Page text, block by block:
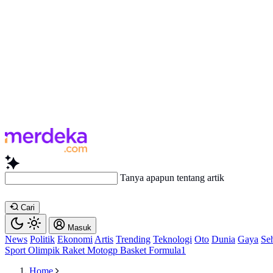
Tanya apapun t
Cari
Masuk
News Politik Ekonomi Artis Trending Teknologi Oto Dunia Gaya
Sport Olimpik Raket Motogp Basket Formula1
Home